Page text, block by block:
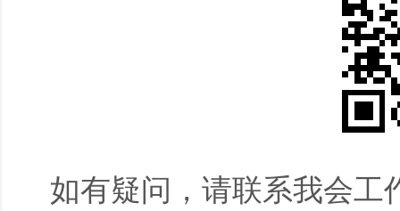
如有疑问，请联系我会工